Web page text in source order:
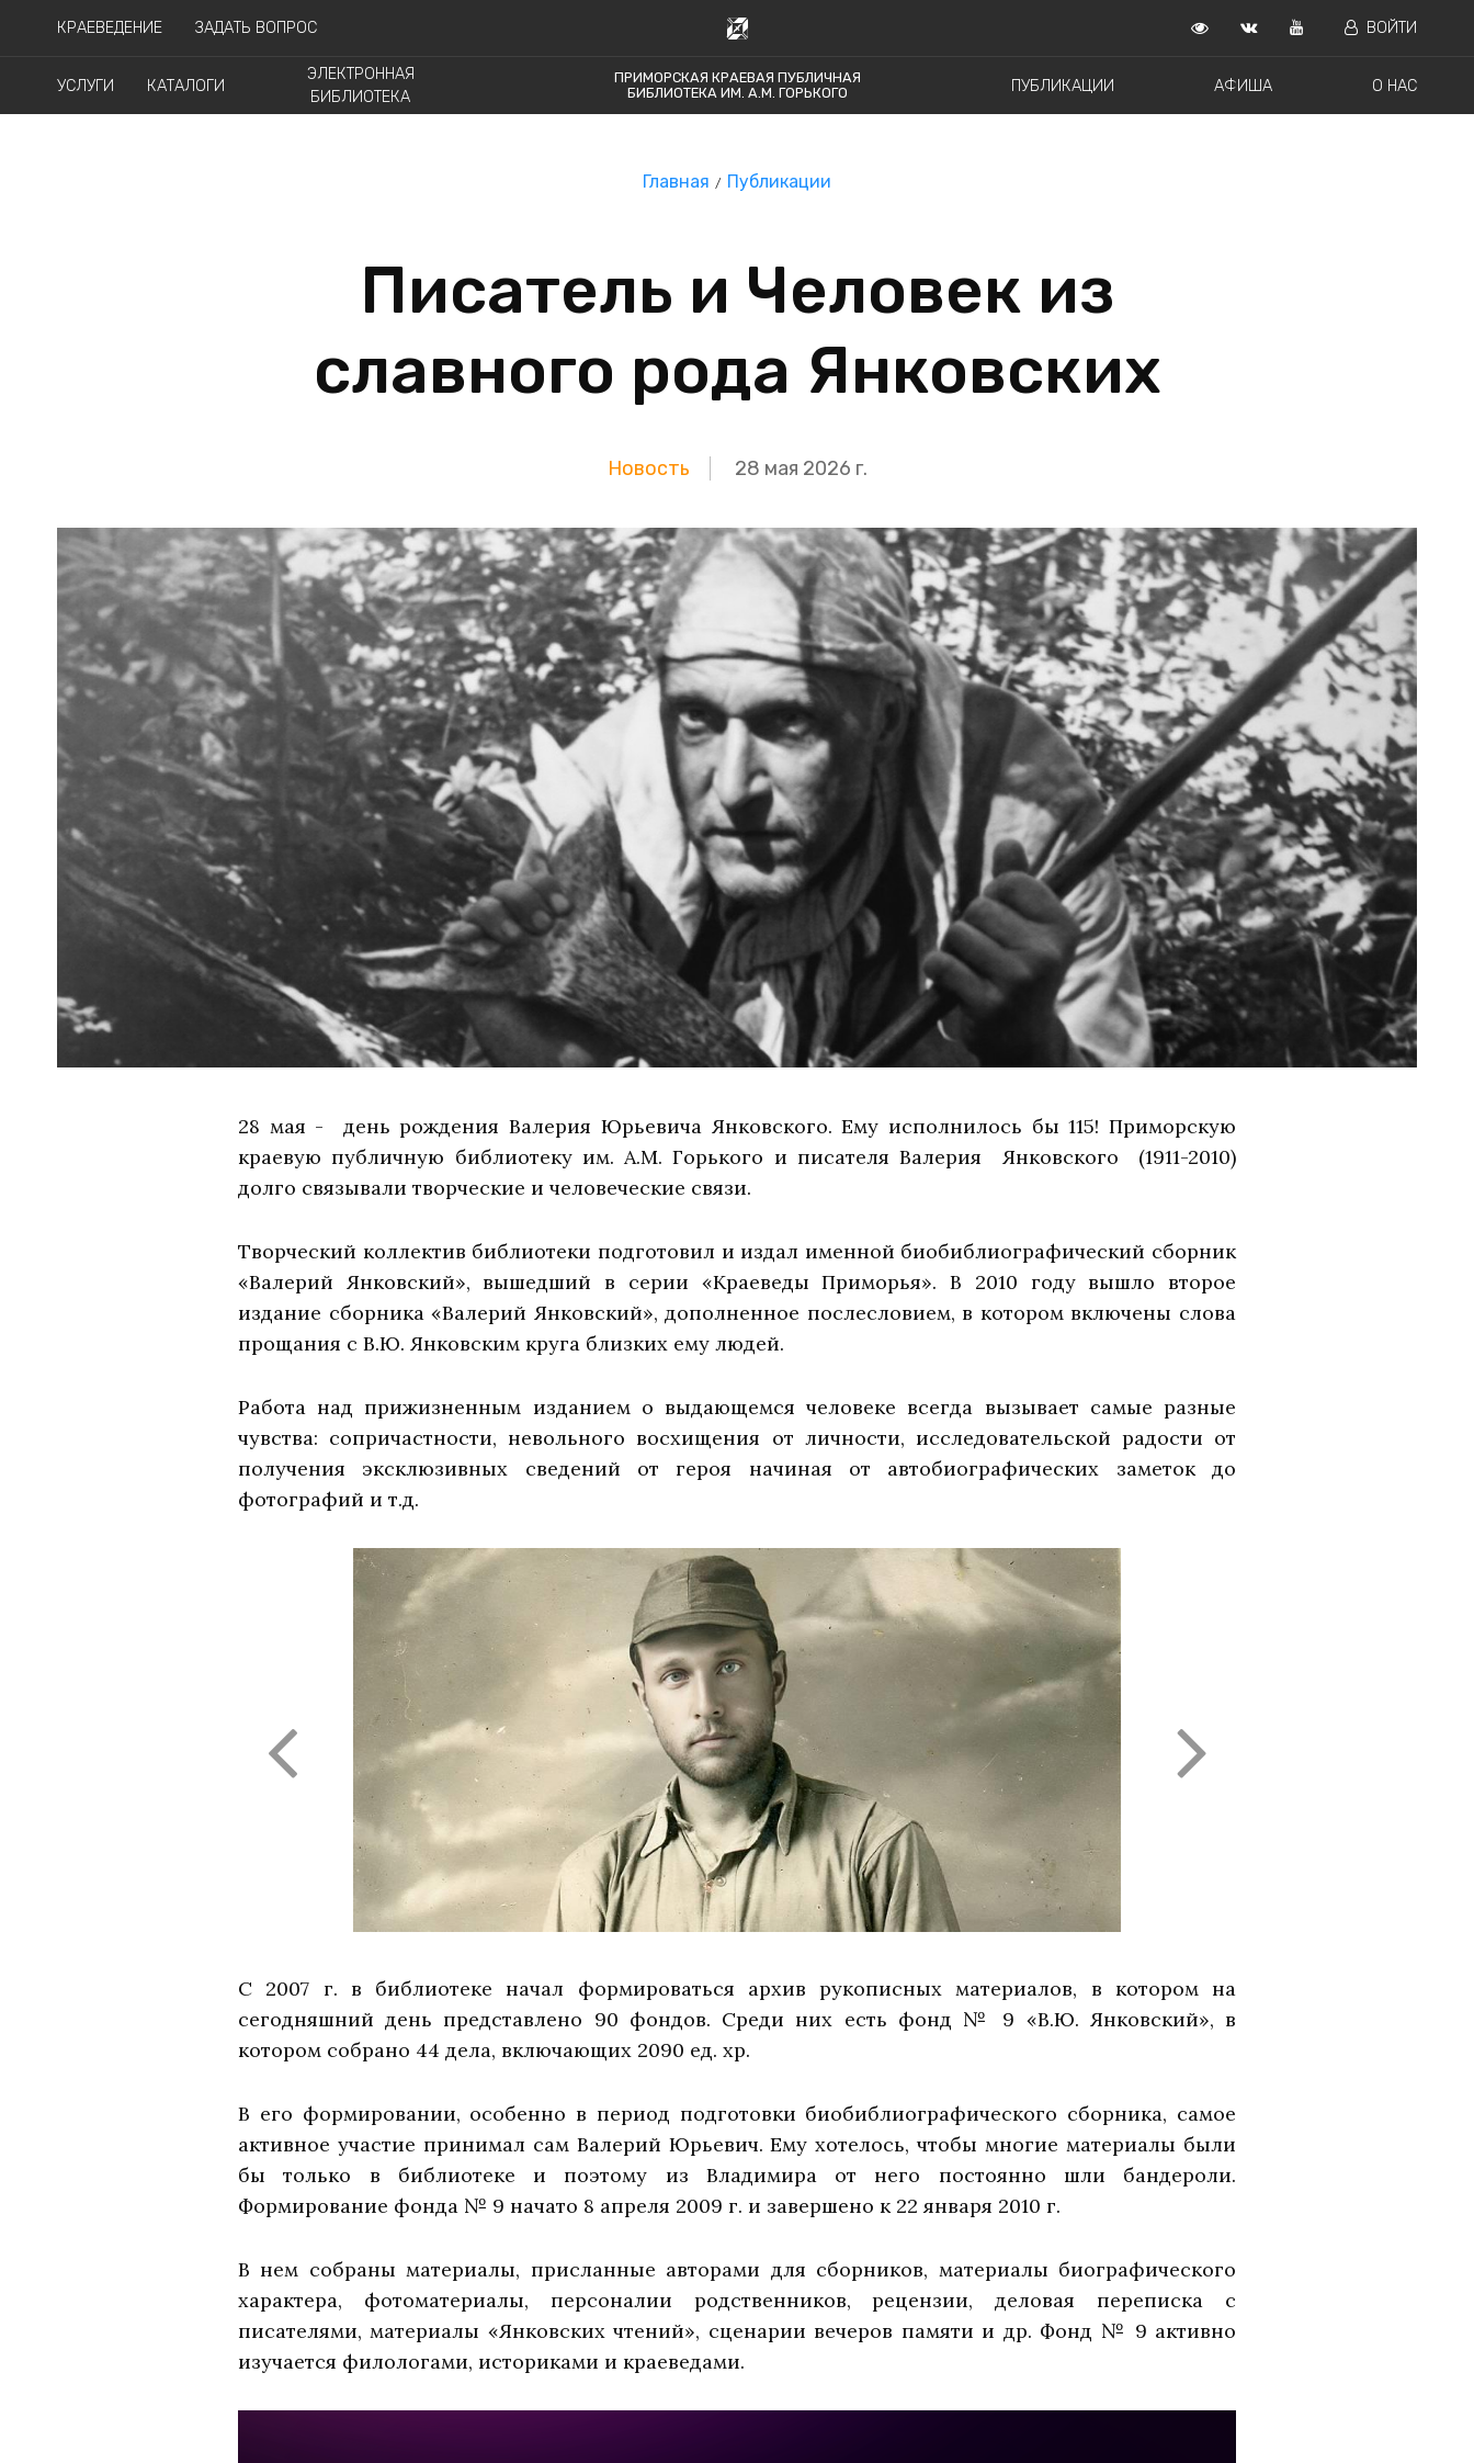
КРАЕВЕДЕНИЕ ЗАДАТЬ ВОПРОС ВОЙТИ
УСЛУГИ КАТАЛОГИ
ЭЛЕКТРОННАЯ
БИБЛИОТЕКА
ПРИМОРСКАЯ КРАЕВАЯ ПУБЛИЧНАЯ
БИБЛИОТЕКА ИМ. А.М. ГОРЬКОГО
ПУБЛИКАЦИИ АФИША О НАС
Главная Публикации
Писатель и Человек из
славного рода Янковских
Новость 28 мая 2026 г.
28 мая - день рождения Валерия Юрьевича Янковского. Ему исполнилось бы 115! Приморскую
краевую публичную библиотеку им. А.М. Горького и писателя Валерия Янковского (1911-2010)
долго связывали творческие и человеческие связи.
Творческий коллектив библиотеки подготовил и издал именной биобиблиографический сборник
«Валерий Янковский», вышедший в серии «Краеведы Приморья». В 2010 году вышло второе
издание сборника «Валерий Янковский», дополненное послесловием, в котором включены слова
прощания с В.Ю. Янковским круга близких ему людей.
Работа над прижизненным изданием о выдающемся человеке всегда вызывает самые разные
чувства: сопричастности, невольного восхищения от личности, исследовательской радости от
получения эксклюзивных сведений от героя начиная от автобиографических заметок до
фотографий и т.д.
С 2007 г. в библиотеке начал формироваться архив рукописных материалов, в котором на
сегодняшний день представлено 90 фондов. Среди них есть фонд № 9 «В.Ю. Янковский», в
котором собрано 44 дела, включающих 2090 ед. хр.
В его формировании, особенно в период подготовки биобиблиографического сборника, самое
активное участие принимал сам Валерий Юрьевич. Ему хотелось, чтобы многие материалы были
бы только в библиотеке и поэтому из Владимира от него постоянно шли бандероли.
Формирование фонда № 9 начато 8 апреля 2009 г. и завершено к 22 января 2010 г.
В нем собраны материалы, присланные авторами для сборников, материалы биографического
характера, фотоматериалы, персоналии родственников, рецензии, деловая переписка с
писателями, материалы «Янковских чтений», сценарии вечеров памяти и др. Фонд № 9 активно
изучается филологами, историками и краеведами.